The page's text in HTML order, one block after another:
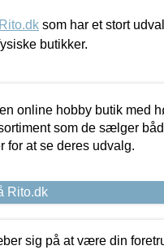
Rito.dk som har et stort
butikker.
online hobby butik med
som de sælger
for at se deres udvalg.
Rito.dk
sig på at være din